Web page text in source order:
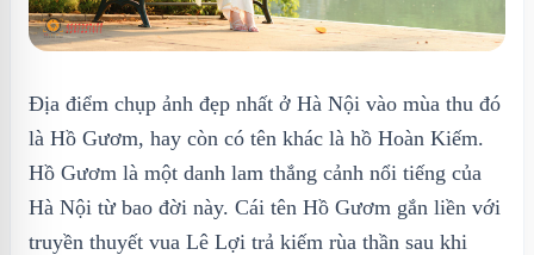
Địa điểm chụp ảnh đẹp nhất ở Hà Nội vào mùa thu đó
là Hồ Gươm, hay còn có tên khác là hồ Hoàn Kiếm.
Hồ Gươm là một danh lam thắng cảnh nổi tiếng của
Hà Nội từ bao đời này. Cái tên Hồ Gươm gắn liền với
truyền thuyết vua Lê Lợi trả kiếm rùa thần sau khi